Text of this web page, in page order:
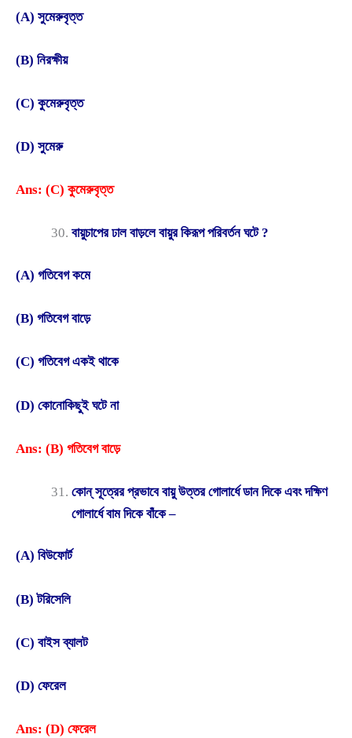
(A) সুমেরুবৃত্ত
(B) নিরক্ষীয়
(C) কুমেরুবৃত্ত
(D) সুমেরু
Ans: (C) কুমেরুবৃত্ত
বায়ুচাপের ঢাল বাড়লে বায়ুর কিরূপ পরিবর্তন ঘটে ?
(A) গতিবেগ কমে
(B) গতিবেগ বাড়ে
(C) গতিবেগ একই থাকে
(D) কোনোকিছুই ঘটে না
Ans: (B) গতিবেগ বাড়ে
কোন্ সূত্রের প্রভাবে বায়ু উত্তর গোলার্ধে ডান দিকে এবং দক্ষিণ
গোলার্ধে বাম দিকে বাঁকে –
(A) বিউফোর্ট
(B) টরিসেলি
(C) বাইস ব্যালট
(D) ফেরেল
Ans: (D) ফেরেল